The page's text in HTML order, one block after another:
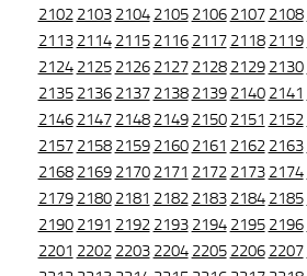
2102 2103 2104 2105 2106 2107 2108
2113 2114 2115 2116 2117 2118 2119
2124 2125 2126 2127 2128 2129 2130
2135 2136 2137 2138 2139 2140 2141
2146 2147 2148 2149 2150 2151 2152
2157 2158 2159 2160 2161 2162 2163
2168 2169 2170 2171 2172 2173 2174
2179 2180 2181 2182 2183 2184 2185
2190 2191 2192 2193 2194 2195 2196
2201 2202 2203 2204 2205 2206 2207